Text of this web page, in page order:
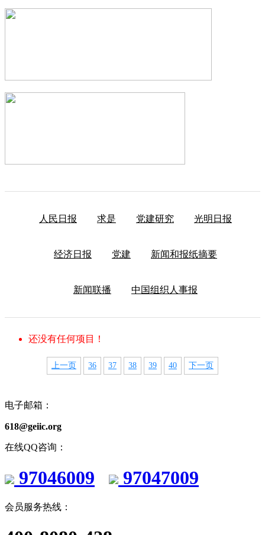
人民日报 求是 党建研究 光明日报
经济日报 党建 新闻和报纸摘要
新闻联播 中国组织人事报
还没有任何项目！
上一页 36 37 38 39 40 下一页
电子邮箱：
618@geiic.org
在线QQ咨询：
97046009 97047009
会员服务热线：